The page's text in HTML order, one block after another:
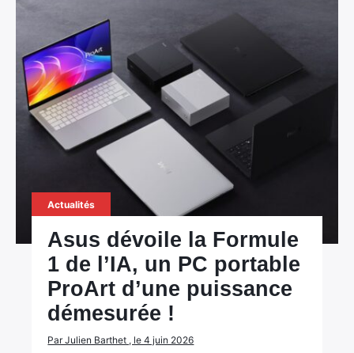
Actualités
Asus dévoile la Formule
1 de l’IA, un PC portable
ProArt d’une puissance
démesurée !
Par Julien Barthet , le 4 juin 2026